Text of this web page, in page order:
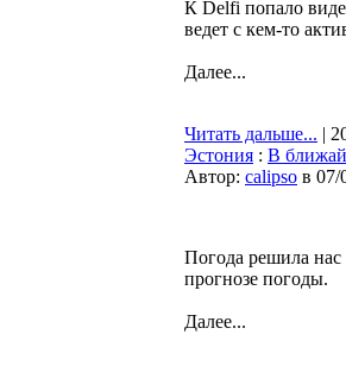
К Delfi попало
ведет с кем-то
Далее...
Читать дальше... |
Эстония : В
Автор: calipso в 07/
Погода решила нас
прогнозе погоды.
Далее...